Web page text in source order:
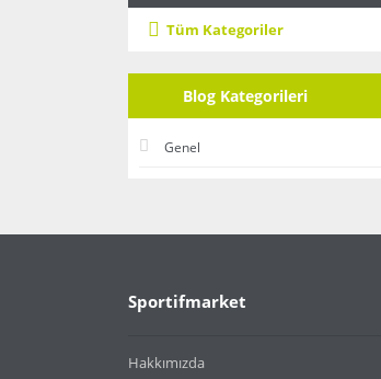
Tüm Kategoriler
Blog Kategorileri
Genel
Sportifmarket
Hakkımızda